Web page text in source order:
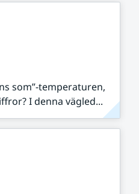
som”-temperaturen,
I denna vägled...